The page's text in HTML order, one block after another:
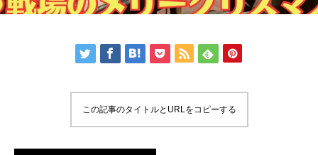
この記事のタイトルとURLをコピーする